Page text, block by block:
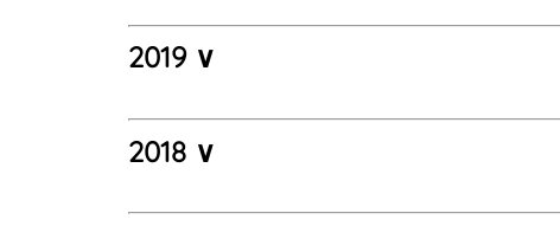
2019 ∨
2018 ∨